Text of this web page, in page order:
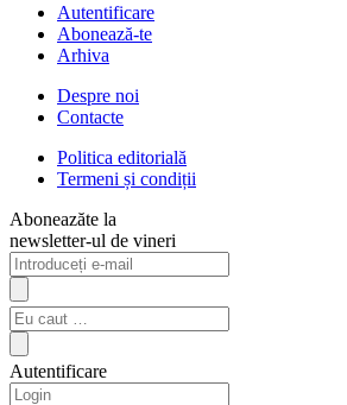
Autentificare
Abonează-te
Arhiva
Despre noi
Contacte
Politica editorială
Termeni și condiții
Aboneazăte la
newsletter-ul de vineri
Autentificare